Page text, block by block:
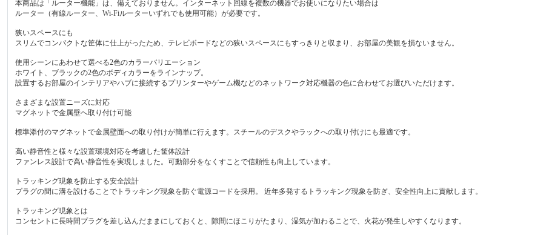
本商品は「ルーター機能」は、備えておりません。インターネット回線を複数の機器でお使いになりたい場合は
ルーター（有線ルーター、Wi-Fiルーターいずれでも使用可能）が必要です。
狭いスペースにも
スリムでコンパクトな筐体に仕上がったため、テレビボードなどの狭いスペースにもすっきりと収まり、お部屋の美観を損ないません。
使用シーンにあわせて選べる2色のカラーバリエーション
ホワイト、ブラックの2色のボディカラーをラインナップ。
設置するお部屋のインテリアやハブに接続するプリンターやゲーム機などのネットワーク対応機器の色に合わせてお選びいただけます。
さまざまな設置ニーズに対応
マグネットで金属壁へ取り付け可能
標準添付のマグネットで金属壁面への取り付けが簡単に行えます。スチールのデスクやラックへの取り付けにも最適です。
高い静音性と様々な設置環境対応を考慮した筐体設計
ファンレス設計で高い静音性を実現しました。可動部分をなくすことで信頼性も向上しています。
トラッキング現象を防止する安全設計
プラグの間に溝を設けることでトラッキング現象を防ぐ電源コードを採用。 近年多発するトラッキング現象を防ぎ、安全性向上に貢献します。
トラッキング現象とは
コンセントに長時間プラグを差し込んだままにしておくと、隙間にほこりがたまり、湿気が加わることで、火花が発生しやすくなります。